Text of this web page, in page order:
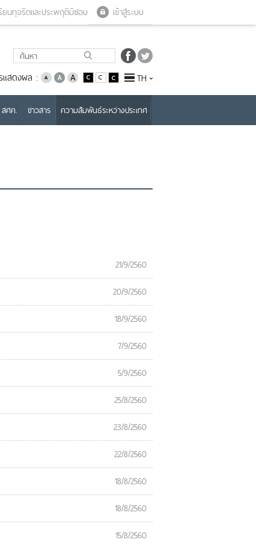
เข้าสู่ระบบ
ยนทุจริตและประพฤติมิชอบ
แสดงผล : TH
ศค. ข่าวสาร ความสัมพันธ์ระหว่างประเทศ
21/9/2560
20/9/2560
18/9/2560
7/9/2560
5/9/2560
25/8/2560
23/8/2560
22/8/2560
18/8/2560
18/8/2560
15/8/2560